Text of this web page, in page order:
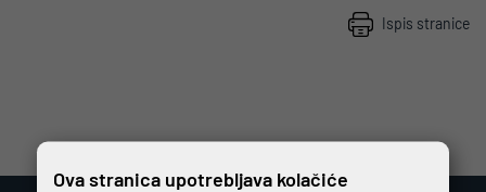
Ispis stranice
Ova stranica upotrebljava kolačiće